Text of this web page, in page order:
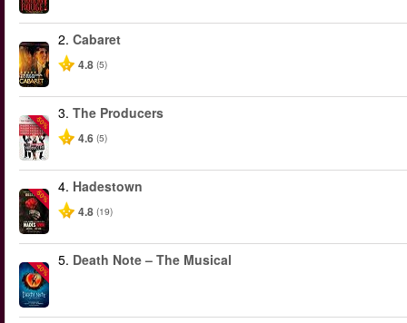
2. Cabaret
4.8 (5)
-50%
3. The Producers
4.6 (5)
-50%
4. Hadestown
4.8 (19)
-40%
5. Death Note – The Musical